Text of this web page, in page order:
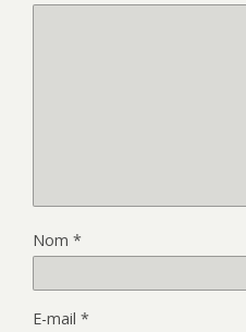
Nom *
E-mail *